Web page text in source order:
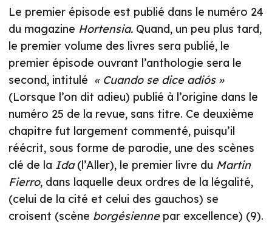
Le premier épisode est publié dans le numéro 24
du magazine Hortensia. Quand, un peu plus tard,
le premier volume des livres sera publié, le
premier épisode ouvrant l’anthologie sera le
second, intitulé « Cuando se dice adiós »
(Lorsque l’on dit adieu) publié à l’origine dans le
numéro 25 de la revue, sans titre. Ce deuxième
chapitre fut largement commenté, puisqu’il
réécrit, sous forme de parodie, une des scènes
clé de la Ida(l’Aller), le premier livre du Martin
Fierro, dans laquelle deux ordres de la légalité,
(celui de la cité et celui des gauchos) se
croisent (scène borgésiennepar excellence) (9).